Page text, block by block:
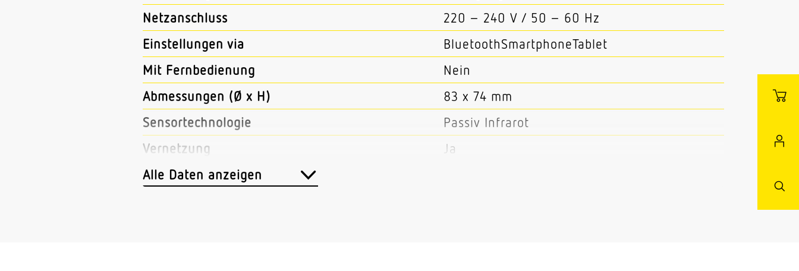
Netzanschluss
220 – 240 V / 50 – 60 Hz
Einstellungen via
BluetoothSmartphoneTablet
Mit Fernbedienung
Nein
Abmessungen (Ø x H)
83 x 74 mm
Sensortechnologie
Passiv Infrarot
Vernetzung
Ja
Vernetzung via
Alle Daten anzeigen